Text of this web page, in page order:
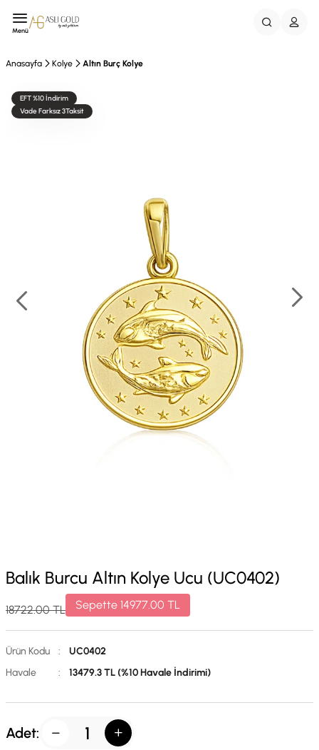
Menü
Anasayfa Kolye Altın Burç Kolye
EFT %10 İndirim
Vade Farksız 3Taksit
Balık Burcu Altın Kolye Ucu (UC0402)
18722.00TL Sepette 14977.00 TL
Ürün Kodu :
UC0402
Havale
: 13479.3 TL (%10 Havale İndirimi)
Adet: